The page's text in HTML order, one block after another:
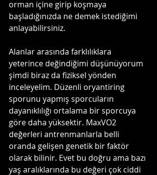
orman içine girip koşmaya
başladığınızda ne demek istediğimi
anlayabilirsiniz.
Alanlar arasında farklılıklara
yeterince değindiğimi düşünüyorum
şimdi biraz da fiziksel yönden
inceleyelim. Düzenli oryantiring
sporunu yapmış sporcuların
dayanıklılığı ortalama bir sporcuya
göre daha yüksektir. MaxVO2
değerleri antrenmanlarla belli
oranda gelişen genetik bir faktör
olarak bilinir. Evet bu doğru ama bazı
yaş aralıklarında bu değeri çok ciddi